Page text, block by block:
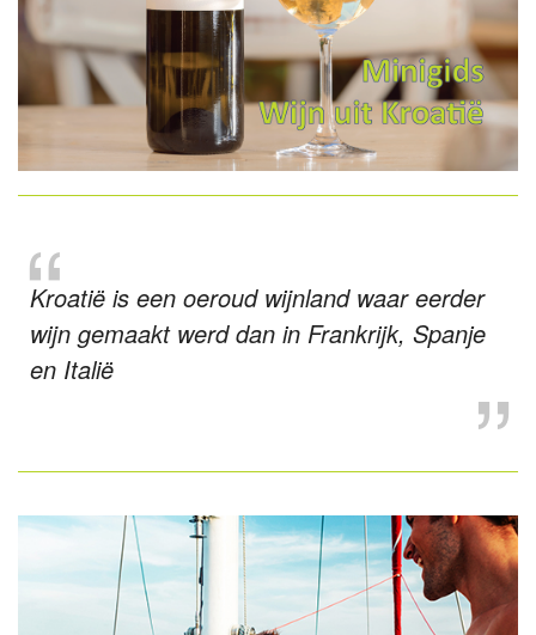
Kroatië is een oeroud wijnland waar eerder
wijn gemaakt werd dan in Frankrijk, Spanje
en Italië